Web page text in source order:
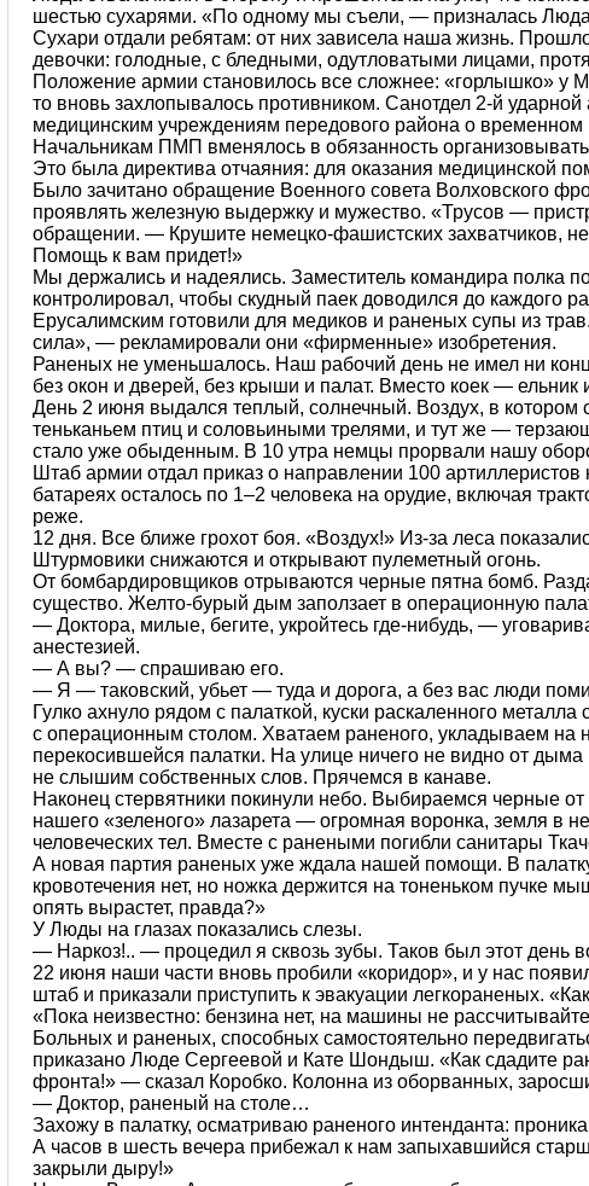
шестью сухарями. «По одному мы съели, — призналась
Сухари отдали ребятам: от них зависела наша жизнь.
девочки: голодные, с бледными, одутловатыми лицами,
Положение армии становилось все сложнее: «горлышко» у
то вновь захлопывалось противником. Санотдел 2-й
медицинским учреждениям передового района о
Начальникам ПМП вменялось в обязанность
Это была директива отчаяния: для оказания медицинской
Было зачитано обращение Военного совета Волховского
проявлять железную выдержку и мужество. «Трусов —
обращении. — Крушите немецко-фашистских захватчиков,
Помощь к вам придет!»
Мы держались и надеялись. Заместитель командира полка
контролировал, чтобы скудный паек доводился до каждого
Ерусалимским готовили для медиков и раненых супы из
сила», — рекламировали они «фирменные» изобретения.
Раненых не уменьшалось. Наш рабочий день не имел ни
без окон и дверей, без крыши и палат. Вместо коек — ельник
День 2 июня выдался теплый, солнечный. Воздух, в котором
теньканьем птиц и соловьиными трелями, и тут же —
стало уже обыденным. В 10 утра немцы прорвали нашу
Штаб армии отдал приказ о направлении 100
батареях осталось по 1–2 человека на орудие, включая
реже.
12 дня. Все ближе грохот боя. «Воздух!» Из-за леса
Штурмовики снижаются и открывают пулеметный огонь.
От бомбардировщиков отрываются черные пятна бомб.
существо. Желто-бурый дым заползает в операционную
— Доктора, милые, бегите, укройтесь где-нибудь, —
анестезией.
— А вы? — спрашиваю его.
— Я — таковский, убьет — туда и дорога, а без вас люди
Гулко ахнуло рядом с палаткой, куски раскаленного
с операционным столом. Хватаем раненого, укладываем на
перекосившейся палатки. На улице ничего не видно от
не слышим собственных слов. Прячемся в канаве.
Наконец стервятники покинули небо. Выбираемся черные
нашего «зеленого» лазарета — огромная воронка, земля в
человеческих тел. Вместе с ранеными погибли санитары
А новая партия раненых уже ждала нашей помощи. В
кровотечения нет, но ножка держится на тоненьком пучке
опять вырастет, правда?»
У Люды на глазах показались слезы.
— Наркоз!.. — процедил я сквозь зубы. Таков был этот день
22 июня наши части вновь пробили «коридор», и у нас
штаб и приказали приступить к эвакуации легкораненых.
«Пока неизвестно: бензина нет, на машины не
Больных и раненых, способных самостоятельно
приказано Люде Сергеевой и Кате Шондыш. «Как сдадите
фронта!» — сказал Коробко. Колонна из оборванных,
— Доктор, раненый на столе…
Захожу в палатку, осматриваю раненого интенданта:
А часов в шесть вечера прибежал к нам запыхавшийся
закрыли дыру!»